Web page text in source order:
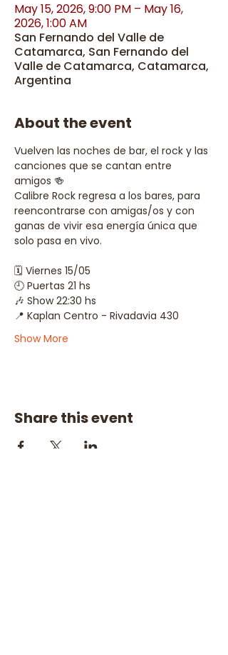
May 15, 2026, 9:00 PM – May 16,
2026, 1:00 AM
San Fernando del Valle de
Catamarca, San Fernando del
Valle de Catamarca, Catamarca,
Argentina
About the event
Vuelven las noches de bar, el rock y las
canciones que se cantan entre
amigos 🍻
Calibre Rock regresa a los bares, para
reencontrarse con amigas/os y con
ganas de vivir esa energía única que
solo pasa en vivo.
🗓️ Viernes 15/05
🕘 Puertas 21 hs
🎶 Show 22:30 hs
📍 Kaplan Centro - Rivadavia 430
Show More
Share this event